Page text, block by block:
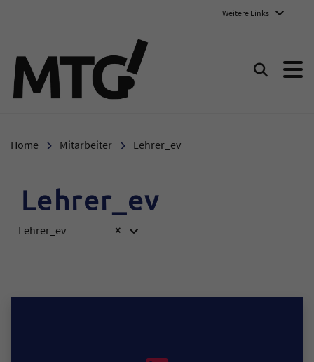
Weitere Links
Suchen
Home Mitarbeiter Lehrer_ev
Lehrer_ev
×
Lehrer_ev